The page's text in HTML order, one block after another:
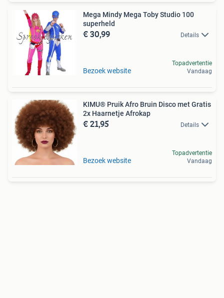
Mega Mindy Mega Toby Studio 100
superheld
€ 30,99 Details
Bezoek website
Topadvertentie
Vandaag
KIMU® Pruik Afro Bruin Disco met Gratis
2x Haarnetje Afrokap
€ 21,95 Details
Bezoek website
Topadvertentie
Vandaag